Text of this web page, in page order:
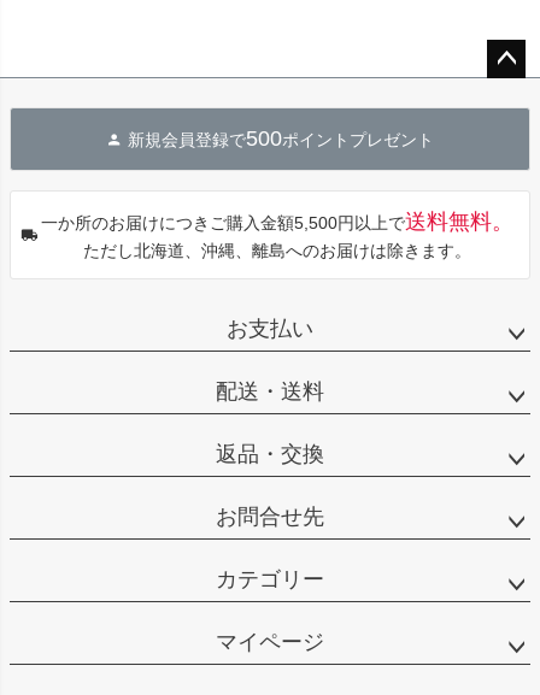
へ
新規会員登録で500ポイントプレゼント
一か所のお届けにつきご購入金額5,500円以上で送料無料。
ただし北海道、沖縄、離島へのお届けは除きます。
お支払い
配送・送料
返品・交換
お問合せ先
カテゴリー
マイページ